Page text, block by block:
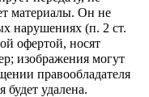
материалы. Он не
нарушениях (п. 2 ст.
офертой, носят
изображения могут
правообладателя
удалена.